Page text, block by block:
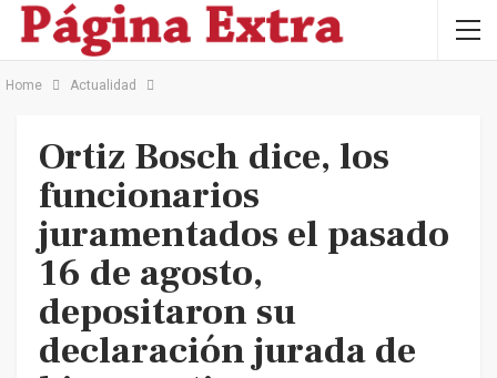
Home Actualidad
Ortiz Bosch dice, los
funcionarios
juramentados el pasado
16 de agosto,
depositaron su
declaración jurada de